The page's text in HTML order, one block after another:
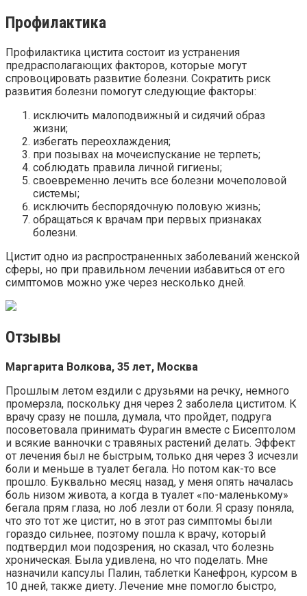
Профилактика
Профилактика цистита состоит из устранения
предрасполагающих факторов, которые могут
спровоцировать развитие болезни. Сократить риск
развития болезни помогут следующие факторы:
исключить малоподвижный и сидячий образ
жизни;
избегать переохлаждения;
при позывах на мочеиспускание не терпеть;
соблюдать правила личной гигиены;
своевременно лечить все болезни мочеполовой
системы;
исключить беспорядочную половую жизнь;
обращаться к врачам при первых признаках
болезни.
Цистит одно из распространенных заболеваний женской
сферы, но при правильном лечении избавиться от его
симптомов можно уже через несколько дней.
Отзывы
Маргарита Волкова, 35 лет, Москва
Прошлым летом ездили с друзьями на речку, немного
промерзла, поскольку дня через 2 заболела циститом. К
врачу сразу не пошла, думала, что пройдет, подруга
посоветовала принимать Фурагин вместе с Бисептолом
и всякие ванночки с травяных растений делать. Эффект
от лечения был не быстрым, только дня через 3 исчезли
боли и меньше в туалет бегала. Но потом как-то все
прошло. Буквально месяц назад, у меня опять началась
боль низом живота, а когда в туалет «по-маленькому»
бегала прям глаза, но лоб лезли от боли. Я сразу поняла,
что это тот же цистит, но в этот раз симптомы были
гораздо сильнее, поэтому пошла к врачу, который
подтвердил мои подозрения, но сказал, что болезнь
хроническая. Была удивлена, но что поделать. Мне
назначили капсулы Палин, таблетки Канефрон, курсом в
10 дней, также диету. Лечение мне помогло быстро,